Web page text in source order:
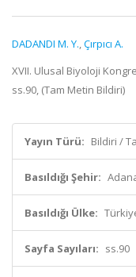
DADANDI M. Y.,Çırpıcı A.
XVII. Ulusal Biyoloji
ss.90, (Tam Metin Bildiri)
Yayın Türü: Bildiri /
Basıldığı Şehir:
Basıldığı Ülke:
Sayfa Sayıları: ss.90